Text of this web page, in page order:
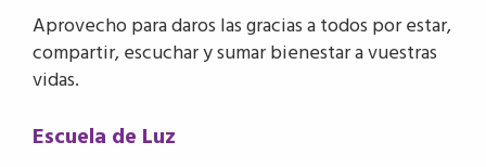
Aprovecho para daros las gracias a todos por estar,
compartir, escuchar y sumar bienestar a vuestras
vidas.
Escuela de Luz